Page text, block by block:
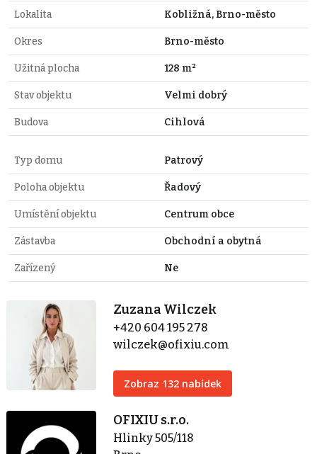
Lokalita Kobližná, Brno-město
Okres Brno-město
Užitná plocha 128 m²
Stav objektu Velmi dobrý
Budova Cihlová
Typ domu Patrový
Poloha objektu Řadový
Umístění objektu Centrum obce
Zástavba Obchodní a obytná
Zařízený Ne
Zuzana Wilczek
+420 604 195 278
wilczek@ofixiu.com
Zobraz 132 nabídek
OFIXIU s.r.o.
Hlinky 505/118